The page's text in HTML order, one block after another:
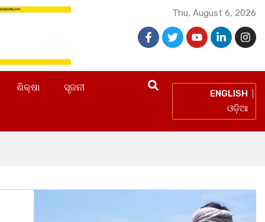
Thu, August 6, 2026
ଶିକ୍ଷା ସୃଜନୀ
ENGLISH
ଓଡ଼ିଆ